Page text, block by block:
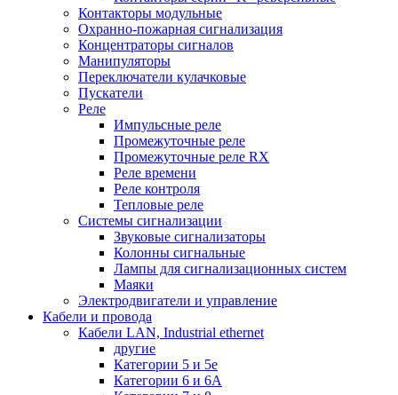
Контакторы модульные
Охранно-пожарная сигнализация
Концентраторы сигналов
Манипуляторы
Переключатели кулачковые
Пускатели
Реле
Импульсные реле
Промежуточные реле
Промежуточные реле RX
Реле времени
Реле контроля
Тепловые реле
Системы сигнализации
Звуковые сигнализаторы
Колонны сигнальные
Лампы для сигнализационных систем
Маяки
Электродвигатели и управление
Кабели и провода
Кабели LAN, Industrial ethernet
другие
Категории 5 и 5е
Категории 6 и 6A